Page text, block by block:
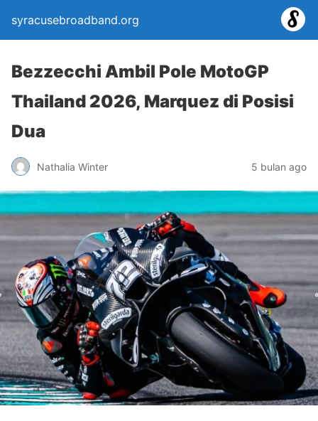
syracusebroadband.org
Bezzecchi Ambil Pole MotoGP
Thailand 2026, Marquez di Posisi
Dua
Nathalia Winter 5 bulan ago